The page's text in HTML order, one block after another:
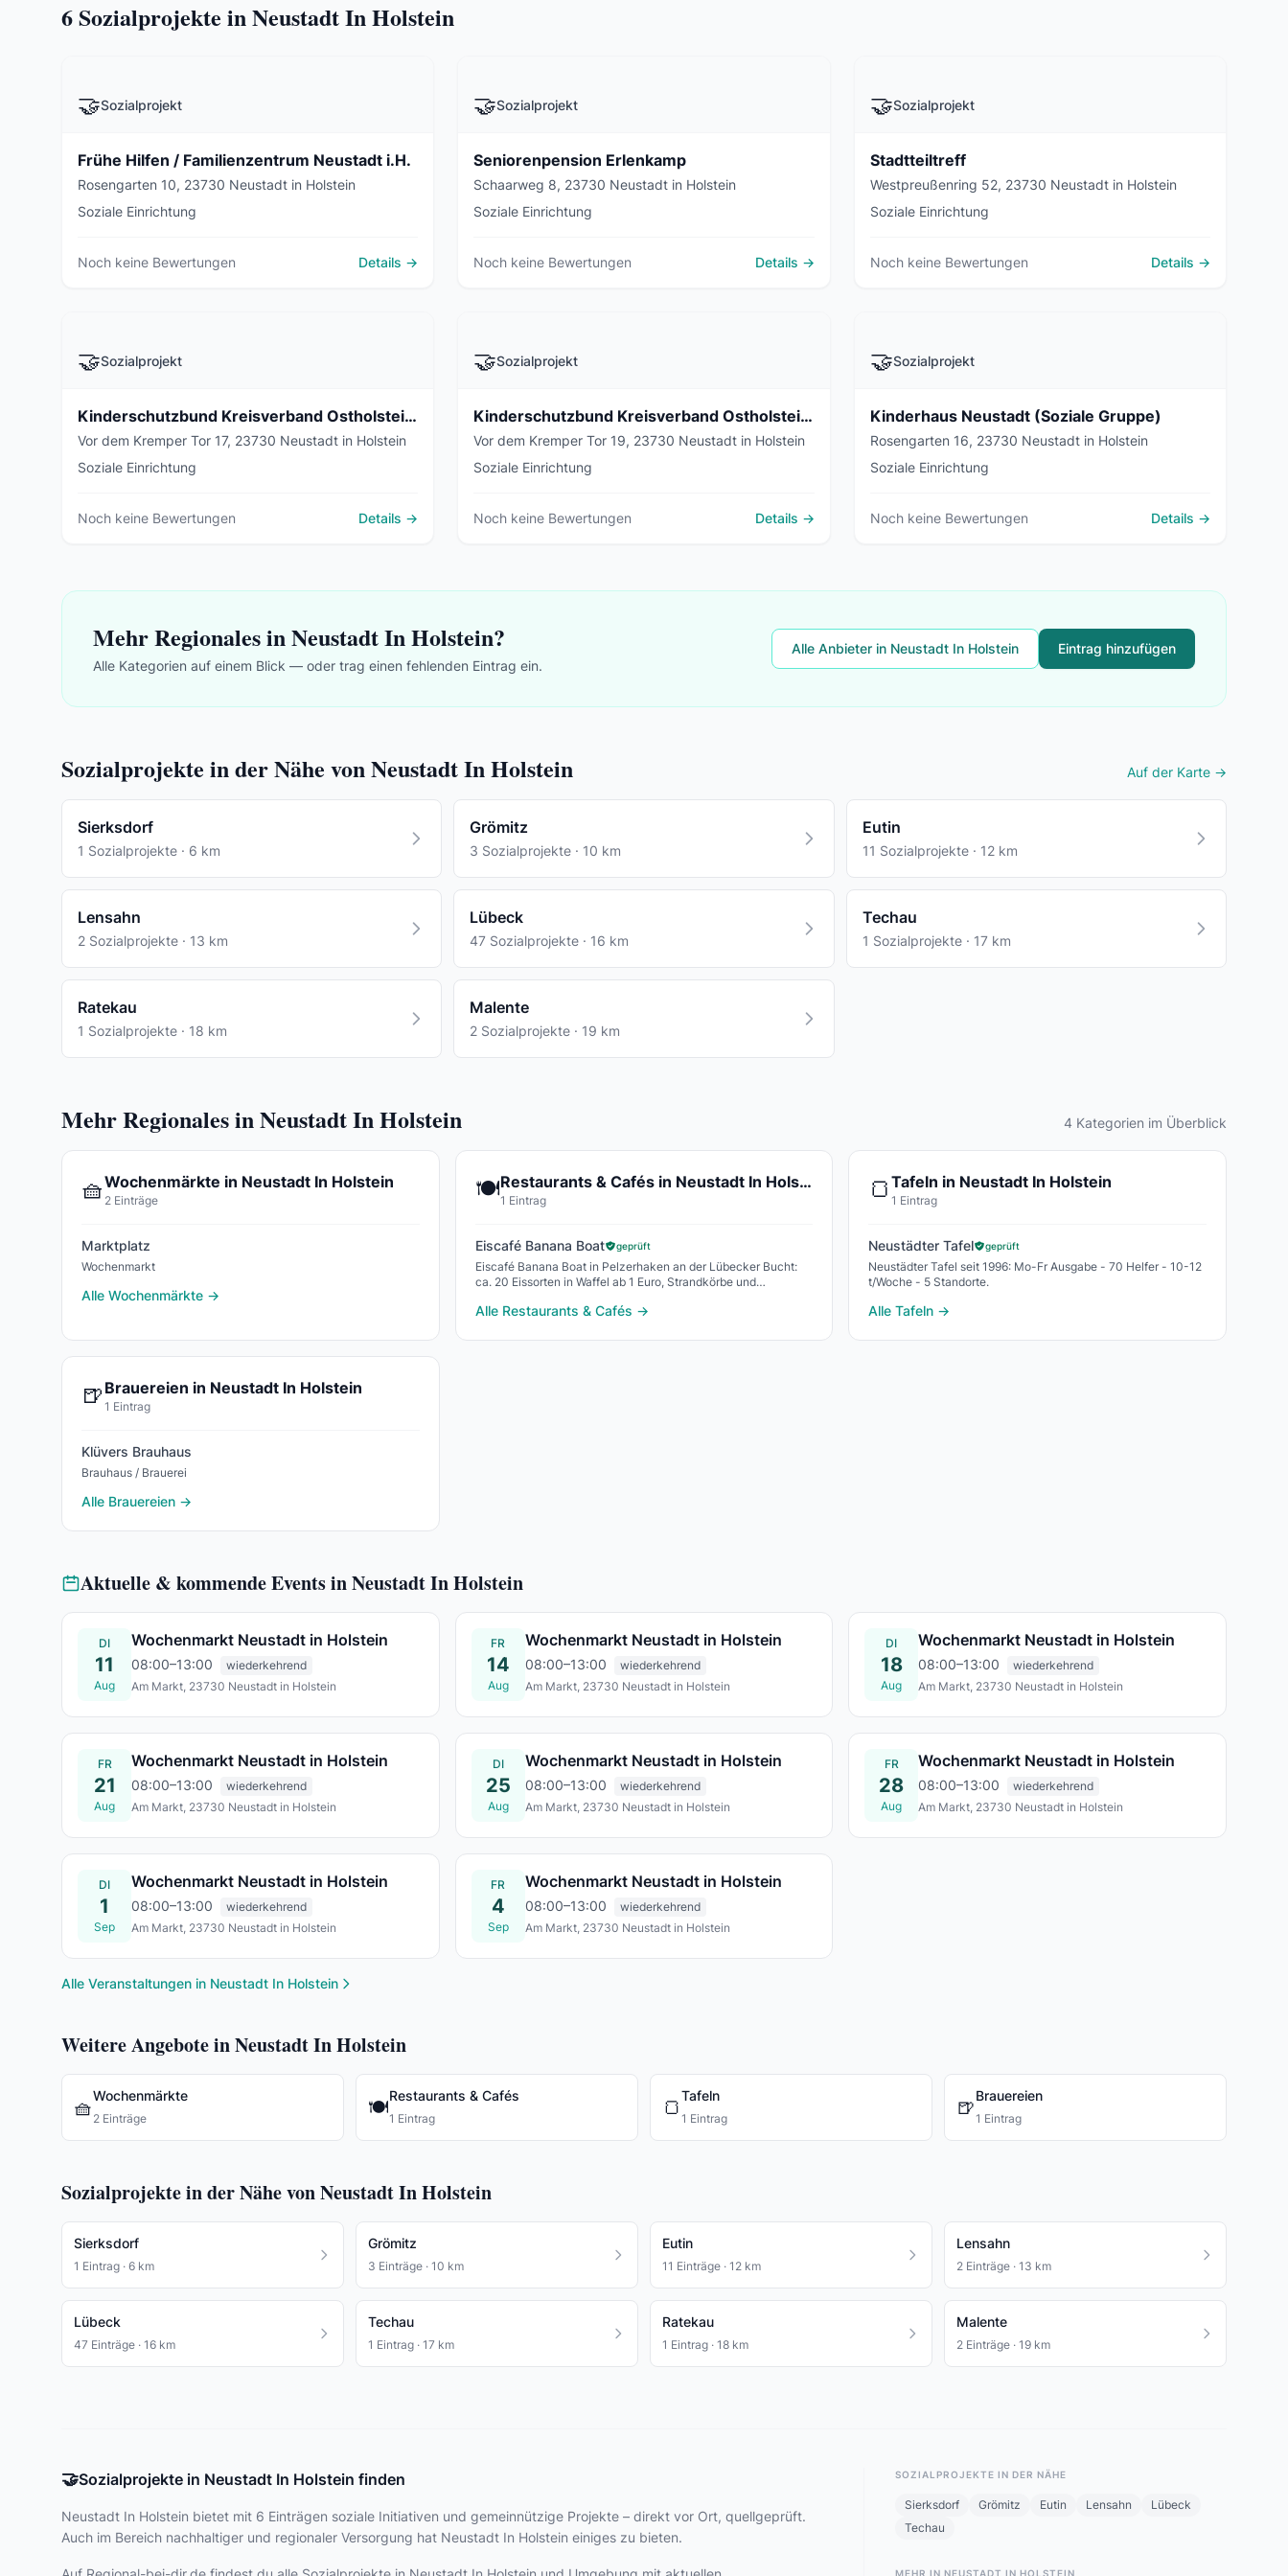
6Sozialprojekte in Neustadt In Holstein
🤝Sozialprojekt
Frühe Hilfen / Familienzentrum Neustadt i.H.
Rosengarten 10, 23730 Neustadt in Holstein
Soziale Einrichtung
Noch keine Bewertungen Details →
🤝Sozialprojekt
Seniorenpension Erlenkamp
Schaarweg 8, 23730 Neustadt in Holstein
Soziale Einrichtung
Noch keine Bewertungen Details →
🤝Sozialprojekt
Stadtteiltreff
Westpreußenring 52, 23730 Neustadt in Holstein
Soziale Einrichtung
Noch keine Bewertungen Details →
🤝Sozialprojekt
Kinderschutzbund Kreisverband Ostholstein e.V.
Vor dem Kremper Tor 17, 23730 Neustadt in Holstein
Soziale Einrichtung
Noch keine Bewertungen Details →
🤝Sozialprojekt
Kinderschutzbund Kreisverband Ostholstein e.V.
Vor dem Kremper Tor 19, 23730 Neustadt in Holstein
Soziale Einrichtung
Noch keine Bewertungen Details →
🤝Sozialprojekt
Kinderhaus Neustadt (Soziale Gruppe)
Rosengarten 16, 23730 Neustadt in Holstein
Soziale Einrichtung
Noch keine Bewertungen Details →
Mehr Regionales in Neustadt In Holstein?
Alle Kategorien auf einem Blick — oder trag einen fehlenden Eintrag ein.
Alle Anbieter in Neustadt In Holstein Eintrag hinzufügen
Sozialprojekte in der Nähe von Neustadt In Holstein Auf der Karte →
Sierksdorf
1 Sozialprojekte · 6 km
Grömitz
3 Sozialprojekte · 10 km
Eutin
11 Sozialprojekte · 12 km
Lensahn
2 Sozialprojekte · 13 km
Lübeck
47 Sozialprojekte · 16 km
Techau
1 Sozialprojekte · 17 km
Ratekau
1 Sozialprojekte · 18 km
Malente
2 Sozialprojekte · 19 km
Mehr Regionales in Neustadt In Holstein 4 Kategorien im Überblick
🧺Wochenmärkte in Neustadt In Holstein
2 Einträge
Marktplatz
Wochenmarkt
Alle Wochenmärkte →
🍽️ Restaurants & Cafés in Neustadt In Holstein
1 Eintrag
Eiscafé Banana Boat geprüft
Eiscafé Banana Boat in Pelzerhaken an der Lübecker Bucht:
ca. 20 Eissorten in Waffel ab 1 Euro, Strandkörbe und
Alle Restaurants & Cafés →
🍞 Tafeln in Neustadt In Holstein
1 Eintrag
Neustädter Tafel geprüft
Neustädter Tafel seit 1996: Mo-Fr Ausgabe - 70 Helfer - 10-12
t/Woche - 5 Standorte.
Alle Tafeln →
🍺 Brauereien in Neustadt In Holstein
1 Eintrag
Klüvers Brauhaus
Brauhaus / Brauerei
Alle Brauereien →
Aktuelle & kommende Events in Neustadt In Holstein
DI
11
Aug
Wochenmarkt Neustadt in Holstein
08:00–13:00
wiederkehrend
Am Markt, 23730 Neustadt in Holstein
FR
14
Aug
Wochenmarkt Neustadt in Holstein
08:00–13:00
wiederkehrend
Am Markt, 23730 Neustadt in Holstein
DI
18
Aug
Wochenmarkt Neustadt in Holstein
08:00–13:00
wiederkehrend
Am Markt, 23730 Neustadt in Holstein
FR
21
Aug
Wochenmarkt Neustadt in Holstein
08:00–13:00
wiederkehrend
Am Markt, 23730 Neustadt in Holstein
DI
25
Aug
Wochenmarkt Neustadt in Holstein
08:00–13:00
wiederkehrend
Am Markt, 23730 Neustadt in Holstein
FR
28
Aug
Wochenmarkt Neustadt in Holstein
08:00–13:00
wiederkehrend
Am Markt, 23730 Neustadt in Holstein
DI
1
Sep
Wochenmarkt Neustadt in Holstein
08:00–13:00
wiederkehrend
Am Markt, 23730 Neustadt in Holstein
FR
4
Sep
Wochenmarkt Neustadt in Holstein
08:00–13:00
wiederkehrend
Am Markt, 23730 Neustadt in Holstein
Alle Veranstaltungen in Neustadt In Holstein
Weitere Angebote in Neustadt In Holstein
🧺
Wochenmärkte
2 Einträge 🍽️
Restaurants & Cafés
1 Eintrag 🍞
Tafeln
1 Eintrag 🍺
Brauereien
1 Eintrag
Sozialprojekte in der Nähe von Neustadt In Holstein
Sierksdorf
1 Eintrag · 6 km
Grömitz
3 Einträge · 10 km
Eutin
11 Einträge · 12 km
Lensahn
2 Einträge · 13 km
Lübeck
47 Einträge · 16 km
Techau
1 Eintrag · 17 km
Ratekau
1 Eintrag · 18 km
Malente
2 Einträge · 19 km
🤝Sozialprojekte in Neustadt In Holstein finden
Neustadt In Holstein bietet mit 6 Einträgen soziale Initiativen und gemeinnützige Projekte – direkt vor Ort, quellgeprüft.
Auch im Bereich nachhaltiger und regionaler Versorgung hat Neustadt In Holstein einiges zu bieten.
SOZIALPROJEKTE IN DER NÄHE
Sierksdorf Grömitz Eutin Lensahn
Lübeck
Techau
MEHR IN NEUSTADT IN HOLSTEIN